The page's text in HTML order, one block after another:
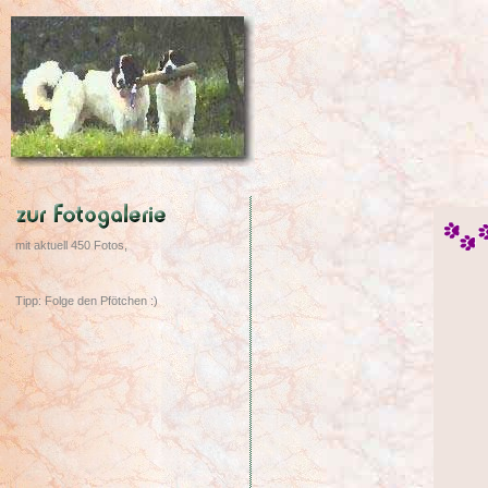
mit aktuell 450 Fotos,
Tipp: Folge den Pfötchen :)